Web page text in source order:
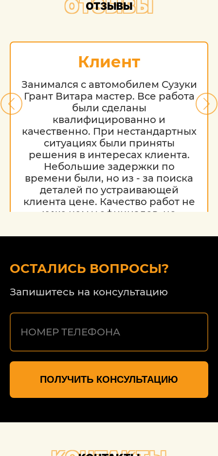
ОТЗЫВЫ
ОТЗЫВЫ
Клиент
Занимался с автомобилем Сузуки
Грант Витара мастер. Все работа
были сделаны
квалифицированно и
качественно. При нестандартных
ситуациях были приняты
решения в интересах клиента.
Небольшие задержки по
времени были, но из - за поиска
деталей по устраивающей
клиента цене. Качество работ не
хуже чем у официалов, но
работу, надеюсь на дальнейшее
ОСТАЛИСЬ ВОПРОСЫ?
Запишитесь на консультацию
ПОЛУЧИТЬ КОНСУЛЬТАЦИЮ